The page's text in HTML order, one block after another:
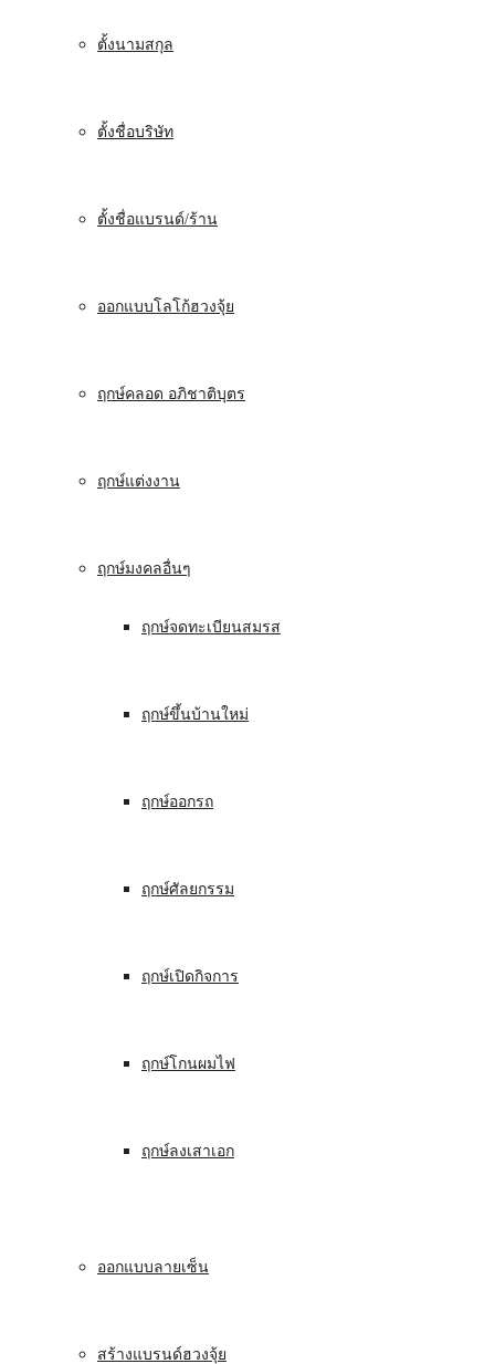
ตั้งนามสกุล
ตั้งชื่อบริษัท
ตั้งชื่อแบรนด์/ร้าน
ออกแบบโลโก้ฮวงจุ้ย
ฤกษ์คลอด อภิชาติบุตร
ฤกษ์แต่งงาน
ฤกษ์มงคลอื่นๆ
ฤกษ์จดทะเบียนสมรส
ฤกษ์ขึ้นบ้านใหม่
ฤกษ์ออกรถ
ฤกษ์ศัลยกรรม
ฤกษ์เปิดกิจการ
ฤกษ์โกนผมไฟ
ฤกษ์ลงเสาเอก
ออกแบบลายเซ็น
สร้างแบรนด์ฮวงจุ้ย